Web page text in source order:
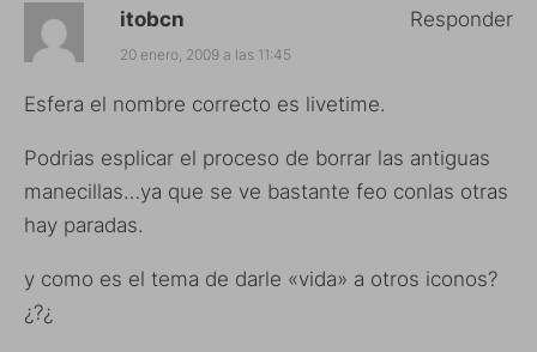
itobcn
20 enero, 2009 a las 11:45
Esfera el nombre correcto es livetime.
Podrias esplicar el proceso de borrar las antiguas
manecillas…ya que se ve bastante feo conlas otras
hay paradas.
y como es el tema de darle «vida» a otros iconos?
¿?¿
Responder